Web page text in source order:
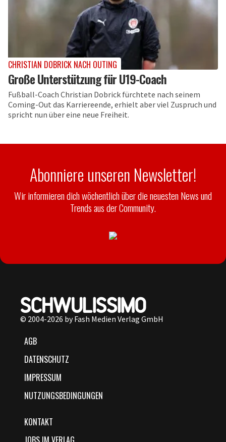
CHRISTIAN DOBRICK NACH OUTING
Große Unterstützung für U19-Coach
Fußball-Coach Christian Dobrick fürchtete nach seinem
Coming-Out das Karriereende, erhielt aber viel Zuspruch und
spricht nun über eine neue Freiheit.
Abonniere unseren Newsletter!
Wir informieren dich wöchentlich über die neuesten News und
Trends aus der Community.
© 2004-2026 by Fash Medien Verlag GmbH
AGB
DATENSCHUTZ
IMPRESSUM
NUTZUNGSBEDINGUNGEN
KONTAKT